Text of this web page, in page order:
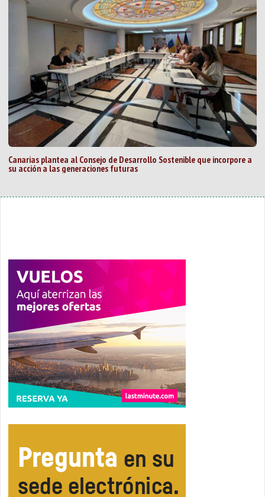
Canarias plantea al Consejo de Desarrollo Sostenible que incorpore a
su acción a las generaciones futuras